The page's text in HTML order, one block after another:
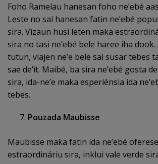
Foho Ramelau hanesan foho ne’ebé
Leste no sai hanesan fatin ne’ebé
sira. Vizaun husi leten maka
sira no tasi ne’ebé bele haree iha dook.
tutun, viajen neʼe bele sai susar tebes
sae de’it. Maibé, ba sira ne’ebé gosta
sira, ida-ne’e maka esperiénsia ida
tebes.
Pouzada Maubisse
Maubisse maka fatin ida ne’ebé
estraordináriu sira, inklui vale verde